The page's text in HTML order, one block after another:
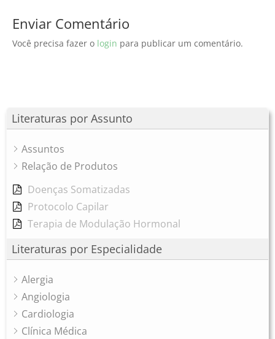
Literaturas por Assunto
Assuntos
Relação de Produtos
Doenças Somatizadas
Protocolo Capilar
Terapia de Modulação Hormonal
Literaturas por Especialidade
Alergia
Angiologia
Cardiologia
Clínica Médica
Enviar Comentário
Você precisa fazer o login para publicar um comentário.